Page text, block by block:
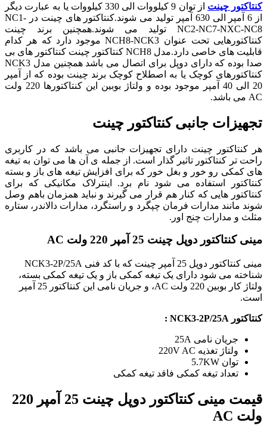
کنتاکتور چینت
از توان 9 کیلووات الی 330 کیلووات یا به عبارت دیگر
از 6 آمپر الی 630 آمپر تولید می شوند.کنتاکتور های چینت در NC1-
NC2-NC7-NXC-NC8 تولید می شوند.همچنین برند چینت
کنتاکتورهایی تحت عنوان NCH8-NCK3
موجود دارد که هر کدام
قابلیت های خاصی دارد.
مدل NCH8 کنتاکتور چینت کنتاکتور های بی
صدا بوده که دارای دوپل برای اتصال می باشد همچنین مدل NCK3
کنتاکتورهای کوچک یا به اصطلاح کوچک برند چینت بوده که از آمپر
20 الی 40 آمپر موجود بوده و ولتاژ بوبین این کنتاکتورها 220 ولت
AC می باشد.
تجهیزات جانبی کنتاکتور چینت
هر کنتاکتور چینت دارای تجهیزات جانبی می باشد که در کاربری
راحت تر کنتاکتور تاثیر گذار است. از جمله ی آن ها می توان به تیغه
های کمکی رو خور و بغل خور که برای افزایش تیغه های باز و بسته
کنتاکتور استفاده می شود نام برد. اینترلاک مکانیکی که برای
کنتاکتور هایی که کنار هم قرار می گیرند و نباید همزمان باهم وصل
شوند مانند مدارات فرمان چپگرد و راستگرد، مدارات دالاندر، ستاره
مثلث و مدارات چنج اور.
مینی کنتاکتور دوپل چینت 25 آمپر 220 ولت AC
مینی کنتاکتور دوپل 25 آمپر چینت که با کد فنی NCK3-2P/25A
شناخته می شود دارای یک تیغه کمکی باز و یک تیغه کمکی بسته،
ولتاژ کار بوبین 220 ولت AC، و جریان نامی این کنتاکتور 25 آمپر
است.
کنتاکتور NCK3-2P/25A :
جریان نامی 25A
ولتاژ تغذیه 220V AC
توان 5.7KW
تعداد تیغه کمکی فاقد تیغه کمکی
قیمت مینی کنتاکتور دوپل چینت 25 آمپر 220
ولت AC